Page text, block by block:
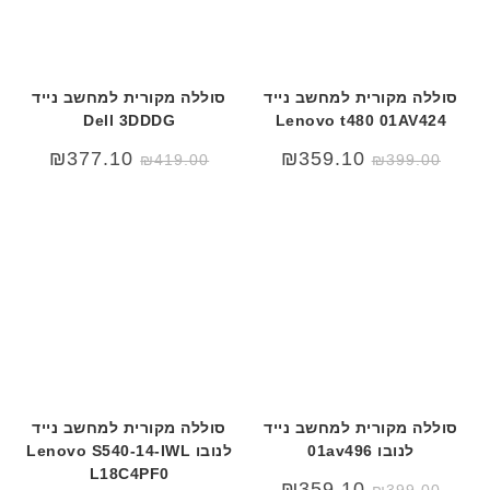
סוללה מקורית למחשב נייד
Lenovo t480 01AV424
₪399.00
₪359.10
סוללה מקורית למחשב נייד
Dell 3DDDG
המחיר
המקורי
₪419.00
המחיר
הנוכחי
₪377.10
סוללה מקורית למחשב נייד
לנובו 01av496
סוללה מקורית למחשב נייד
לנובו Lenovo S540-14-IWL
L18C4PF0